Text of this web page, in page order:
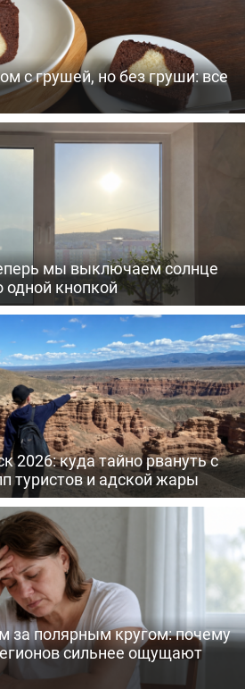
с грушей, но без груши: все
мы выключаем солнце
одной кнопкой
2026: куда тайно рвануть с
туристов и адской жары
за полярным кругом: почему
сильнее ощущают